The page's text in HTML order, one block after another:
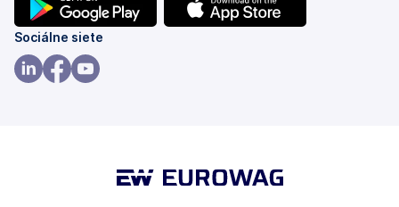
(otvoriť
s
novou
Sociálne siete